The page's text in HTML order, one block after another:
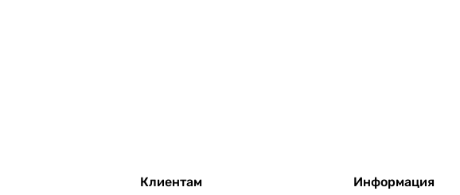
Клиентам Информация